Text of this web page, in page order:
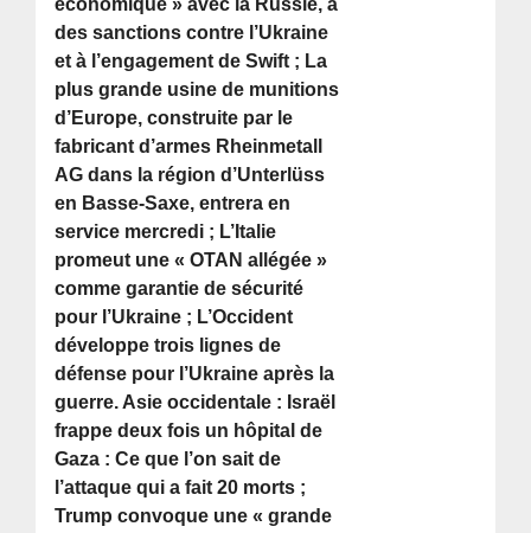
économique » avec la Russie, à
des sanctions contre l’Ukraine
et à l’engagement de Swift ; La
plus grande usine de munitions
d’Europe, construite par le
fabricant d’armes Rheinmetall
AG dans la région d’Unterlüss
en Basse-Saxe, entrera en
service mercredi ; L’Italie
promeut une « OTAN allégée »
comme garantie de sécurité
pour l’Ukraine ; L’Occident
développe trois lignes de
défense pour l’Ukraine après la
guerre. Asie occidentale : Israël
frappe deux fois un hôpital de
Gaza : Ce que l’on sait de
l’attaque qui a fait 20 morts ;
Trump convoque une « grande